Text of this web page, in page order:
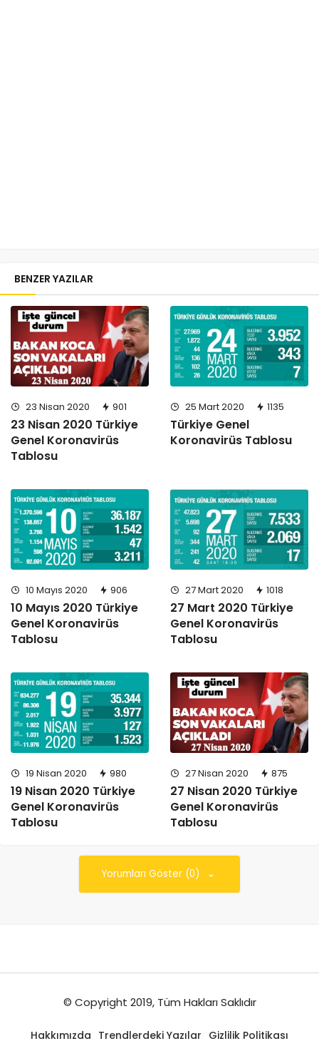
BENZER YAZILAR
23 Nisan 2020 901
23 Nisan 2020 Türkiye
Genel Koronavirüs
Tablosu
25 Mart 2020 1135
Türkiye Genel
Koronavirüs Tablosu
10 Mayıs 2020 906
10 Mayıs 2020 Türkiye
Genel Koronavirüs
Tablosu
27 Mart 2020 1018
27 Mart 2020 Türkiye
Genel Koronavirüs
Tablosu
19 Nisan 2020 980
19 Nisan 2020 Türkiye
Genel Koronavirüs
Tablosu
27 Nisan 2020 875
27 Nisan 2020 Türkiye
Genel Koronavirüs
Tablosu
Yorumları Göster (0)
© Copyright 2019, Tüm Hakları Saklıdır
Hakkımızda Trendlerdeki Yazılar Gizlilik Politikası